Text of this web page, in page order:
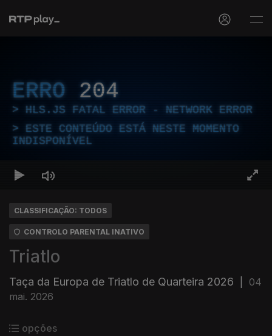
ERRO 204
HLS.JS FATAL ERROR - NETWORK ERROR
ESTE CONTEÚDO ESTÁ NESTE MOMENTO
INDISPONÍVEL
CLASSIFICAÇÃO: TODOS
CONTROLO PARENTAL INATIVO
Triatlo
Taça da Europa de Triatlo de Quarteira 2026
04
mai. 2026
opções